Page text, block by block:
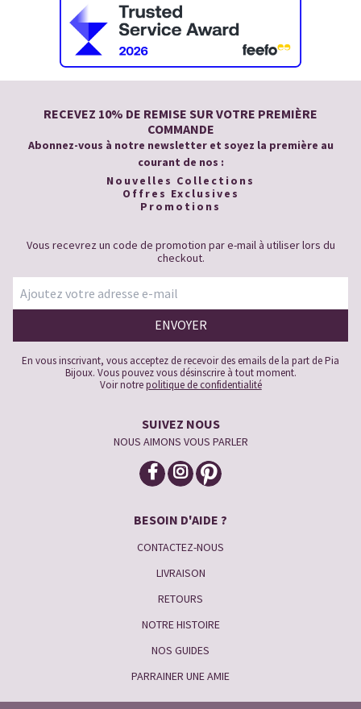
RECEVEZ 10% DE REMISE SUR VOTRE PREMIÈRE
COMMANDE
Abonnez-vous à notre newsletter et soyez la première au
courant de nos :
Nouvelles Collections
Offres Exclusives
Promotions
Vous recevrez un code de promotion par e-mail à utiliser lors du
checkout.
En vous inscrivant, vous acceptez de recevoir des emails de la part de Pia
Bijoux. Vous pouvez vous désinscrire à tout moment.
Voir notrepolitique de confidentialité
SUIVEZ NOUS
NOUS AIMONS VOUS PARLER
BESOIN D'AIDE ?
CONTACTEZ-NOUS
LIVRAISON
RETOURS
NOTRE HISTOIRE
NOS GUIDES
PARRAINER UNE AMIE